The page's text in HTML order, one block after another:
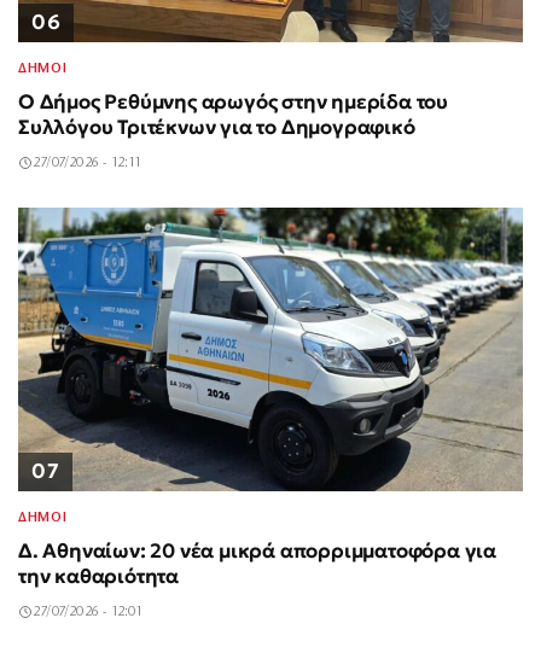
06
ΔΗΜΟΙ
Ο Δήμος Ρεθύμνης αρωγός στην ημερίδα του
Συλλόγου Τριτέκνων για το Δημογραφικό
27/07/2026 - 12:11
07
ΔΗΜΟΙ
Δ. Αθηναίων: 20 νέα μικρά απορριμματοφόρα για
την καθαριότητα
27/07/2026 - 12:01